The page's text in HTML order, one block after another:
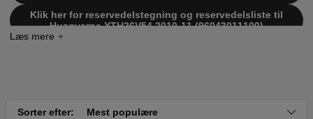
Klik her for reservedelstegning og reservedelsliste til
Husqvarna YTH26V54 2010-11 (96043011100)
Klik her for reservedelstegning og reservedelsliste til
Sorter efter: Mest populære